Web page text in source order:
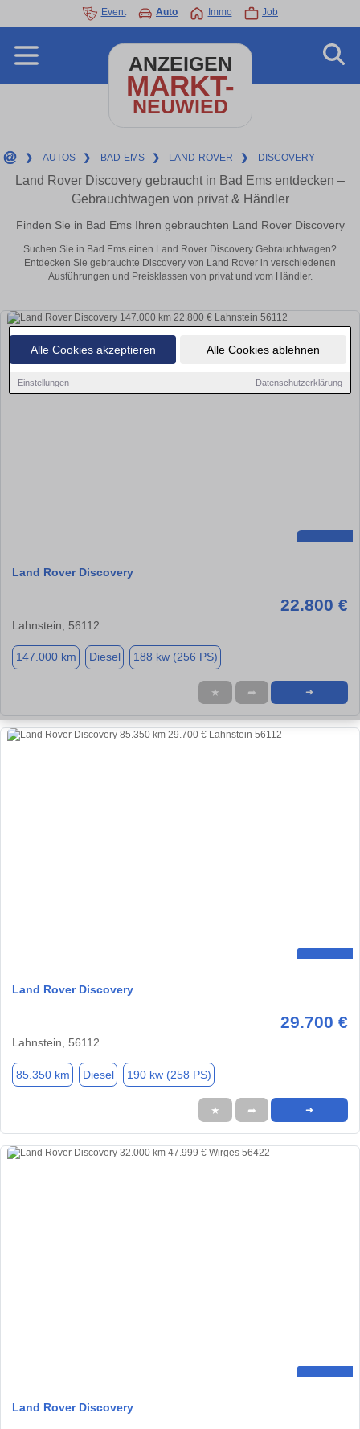
Alle Cookies akzeptieren Alle Cookies ablehnen
Einstellungen Datenschutzerklärung
Event Auto Immo Job
ANZEIGEN
MARKT-
NEUWIED
❯ AUTOS ❯ BAD-EMS ❯ LAND-ROVER ❯ DISCOVERY
Land Rover Discovery gebraucht in Bad Ems entdecken –
Gebrauchtwagen von privat & Händler
Finden Sie in Bad Ems Ihren gebrauchten Land Rover Discovery
Suchen Sie in Bad Ems einen Land Rover Discovery Gebrauchtwagen?
Entdecken Sie gebrauchte Discovery von Land Rover in verschiedenen
Ausführungen und Preisklassen von privat und vom Händler.
Land Rover Discovery
22.800 €
Lahnstein, 56112
147.000 km Diesel 188 kw (256 PS)
★ ➦ ➜
Land Rover Discovery
29.700 €
Lahnstein, 56112
85.350 km Diesel 190 kw (258 PS)
★ ➦ ➜
Land Rover Discovery